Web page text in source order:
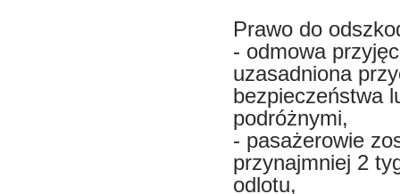
Prawo do
- odmowa
uzasadniona
bezpieczeństwa
podróżnymi,
- pasażerowie
przynajmniej 2
odlotu,